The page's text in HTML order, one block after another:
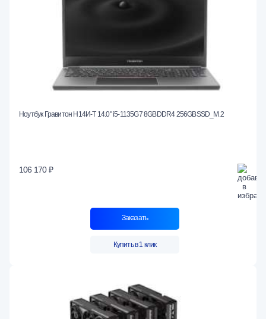
Ноутбук Гравитон Н14И-Т 14.0" i5-1135G7 8GBDDR4 256GBSSD_М.2
106 170 ₽
Заказать
Купить в 1 клик